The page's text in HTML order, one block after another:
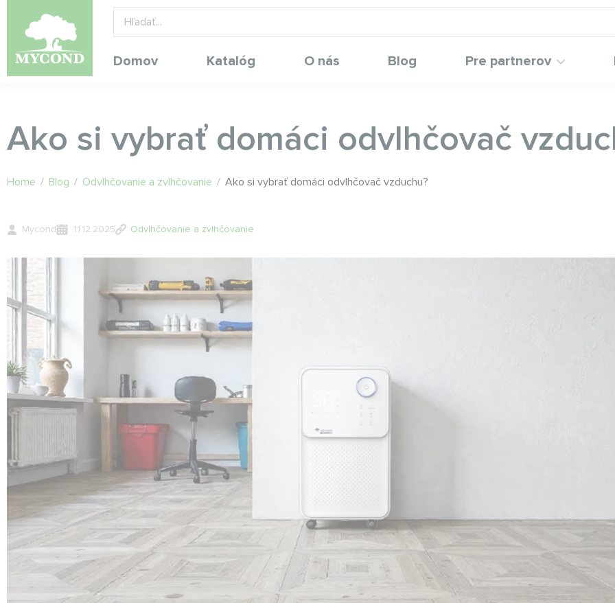
Domov Katalóg O nás Blog Pre partnerov
Ako si vybrať domáci odvlhčovač
Home / Blog / Odvlhčovanie a zvlhčovanie / Ako si vybrať domáci odvlhčovač vzduchu?
Mycond 11.12.2025 Odvlhčovanie a zvlhčovanie